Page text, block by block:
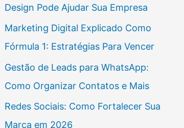
Design Pode Ajudar Sua Empresa
Marketing Digital Explicado Como
Fórmula 1: Estratégias Para Vencer
Gestão de Leads para WhatsApp:
Como Organizar Contatos e Mais
Redes Sociais: Como Fortalecer Sua
Marca em 2026